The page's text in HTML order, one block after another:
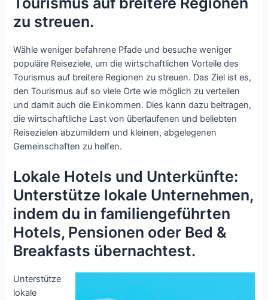
zu streuen.
Wähle weniger befahrene Pfade und besuche weniger
populäre Reiseziele, um die wirtschaftlichen Vorteile des
Tourismus auf breitere Regionen zu streuen. Das Ziel ist es,
den Tourismus auf so viele Orte wie möglich zu verteilen
und damit auch die Einkommen. Dies kann dazu beitragen,
die wirtschaftliche Last von überlaufenen und beliebten
Reisezielen abzumildern und kleinen, abgelegenen
Gemeinschaften zu helfen.
Lokale Hotels und Unterkünfte:
Unterstütze lokale Unternehmen,
indem du in familiengeführten
Hotels, Pensionen oder Bed &
Breakfasts übernachtest.
Unterstütze
lokale